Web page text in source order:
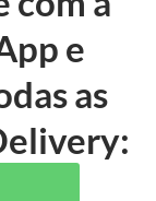
e
as